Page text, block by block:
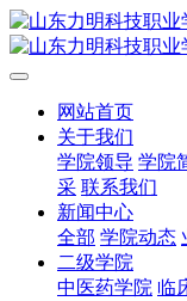
网站首页
关于我们
学院领导 学院
采 联系我们
新闻中心
全部 学院动态
二级学院
中医药学院 临